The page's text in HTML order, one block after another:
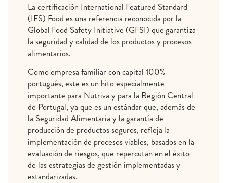
La certificación International Featured Standard
(IFS) Food es una referencia reconocida por la
Global Food Safety Initiative (GFSI) que garantiza
la seguridad y calidad de los productos y procesos
alimentarios.
Como empresa familiar con capital 100%
portugués, este es un hito especialmente
importante para Nutriva y para la Región Central
de Portugal, ya que es un estándar que, además de
la Seguridad Alimentaria y la garantía de
producción de productos seguros, refleja la
implementación de procesos viables, basados ​​en la
evaluación de riesgos, que repercutan en el éxito
de las estrategias de gestión implementadas y
estandarizadas.